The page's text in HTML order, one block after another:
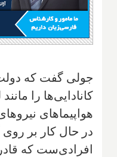
جولی گفت که دولت
کانادایی‌ها را
هواپیماهای
در حال کار بر
افرادی‌ست که